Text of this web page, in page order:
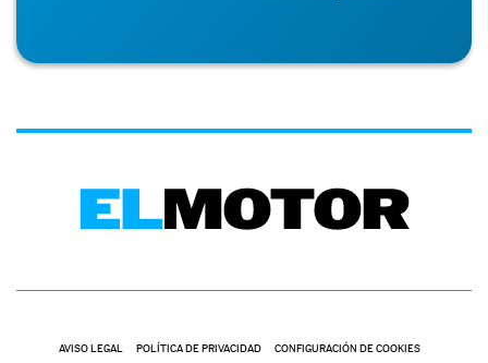
AVISO LEGAL POLÍTICA DE PRIVACIDAD CONFIGURACIÓN DE COOKIES